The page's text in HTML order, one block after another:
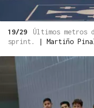
19/29
Últimos metros
sprint.
| Martiño